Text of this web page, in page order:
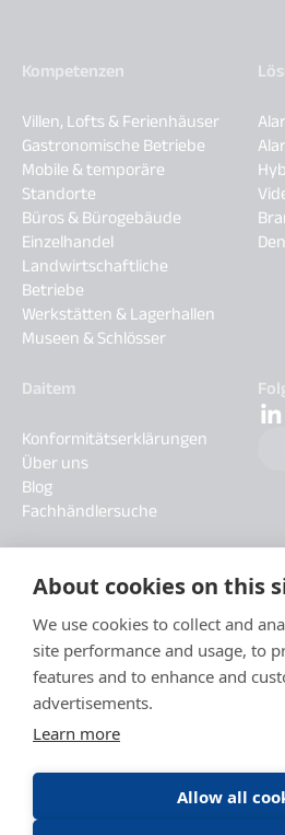
About cookies on this
We use cookies to collect and
site performance and usage, to
features and to enhance and
advertisements.
Learn more
Allow all
Kompetenzen
Villen, Lofts & Ferienhäuser
Gastronomische Betriebe
Mobile & temporäre
Standorte
Büros & Bürogebäude
Einzelhandel
Landwirtschaftliche
Betriebe
Werkstätten & Lagerhallen
Museen & Schlösser
Daitem
Konformitätserklärungen
Über uns
Blog
Fachhändlersuche